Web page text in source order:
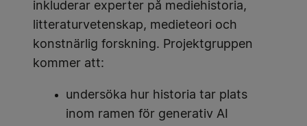
inkluderar experter på mediehistoria,
litteraturvetenskap, medieteori och
konstnärlig forskning. Projektgruppen
kommer att:
undersöka hur historia tar plats
inom ramen för generativ AI